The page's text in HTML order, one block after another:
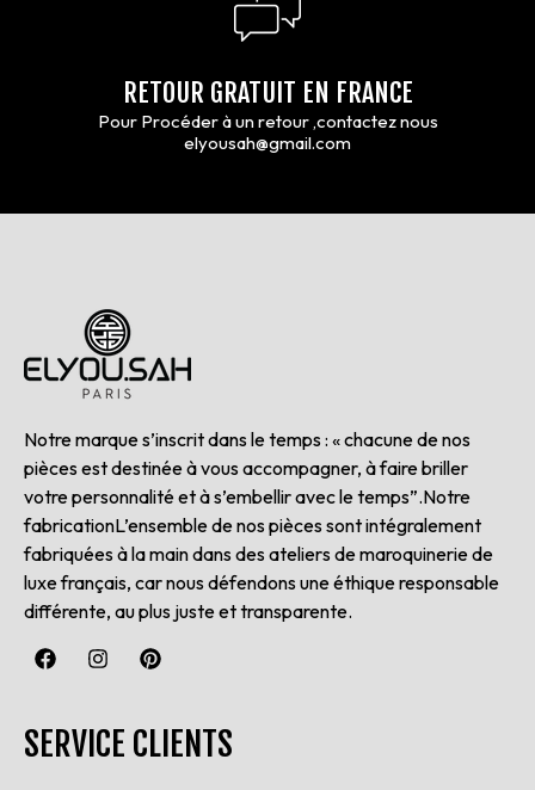
RETOUR GRATUIT EN FRANCE
Pour Procéder à un retour ,contactez nous
elyousah@gmail.com
Notre marque s’inscrit dans le temps : « chacune de nos
pièces est destinée à vous accompagner, à faire briller
votre personnalité et à s’embellir avec le temps”.Notre
fabricationL’ensemble de nos pièces sont intégralement
fabriquées à la main dans des ateliers de maroquinerie de
luxe français, car nous défendons une éthique responsable
différente, au plus juste et transparente.
SERVICE CLIENTS